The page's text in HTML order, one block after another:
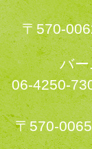
〒570-
バ
06-4250-
〒570-
Cookie 設定